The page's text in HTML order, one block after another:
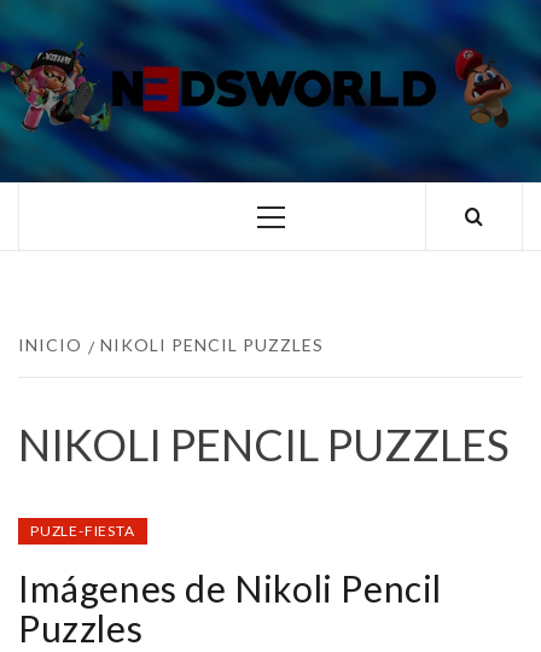
al
contenido
TUS ESPECIALISTAS EN NINTENDO
Menú
INICIO NIKOLI PENCIL PUZZLES
NIKOLI PENCIL PUZZLES
PUZLE-FIESTA
Imágenes de Nikoli Pencil
Puzzles